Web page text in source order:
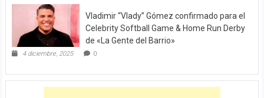
Vladimir “Vlady” Gómez confirmado para el
Celebrity Softball Game & Home Run Derby
de «La Gente del Barrio»
4 diciembre, 2025 0